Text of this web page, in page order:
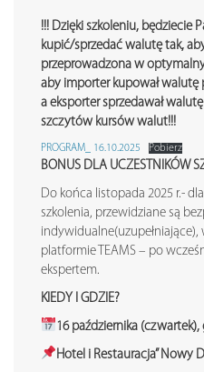
!!! Dzięki szkoleniu, będziecie
kupić/sprzedać walutę tak,
przeprowadzona w
aby importer kupował walutę
a eksporter sprzedawał
szczytów kursów walut!!!
PROGRAM_ 16.10.2025 Pobierz
BONUS DLA UCZESTNIKÓW
Do końca listopada 2025 r.-
szkolenia, przewidziane są
indywidualne(uzupełniające),
platformie TEAMS – po
ekspertem.
KIEDY I GDZIE?
16 października (czwartek),
Hotel i Restauracja” Nowy